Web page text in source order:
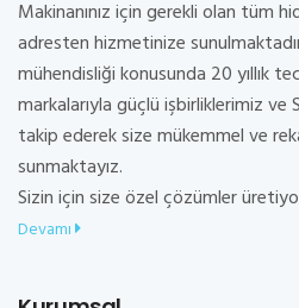
Makinanınız için gerekli olan tüm
adresten hizmetinize
mühendisliği konusunda 20 yıllık
markalarıyla güçlü işbirliklerimiz
takip ederek size mükemmel ve
sunmaktayız.
Sizin için size özel çözümler
Devamı